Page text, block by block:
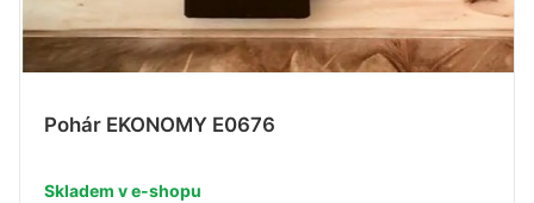
Pohár EKONOMY E0676
Skladem v e-shopu